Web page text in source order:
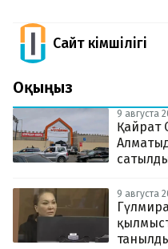
Сайт Әкімшілігі
Оқыңыз
9 августа
Қайрат
9 августа